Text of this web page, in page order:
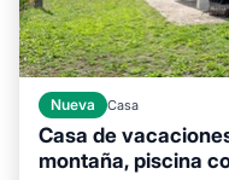
Nueva Casa
Casa de
montaña, piscina
Aparcamiento